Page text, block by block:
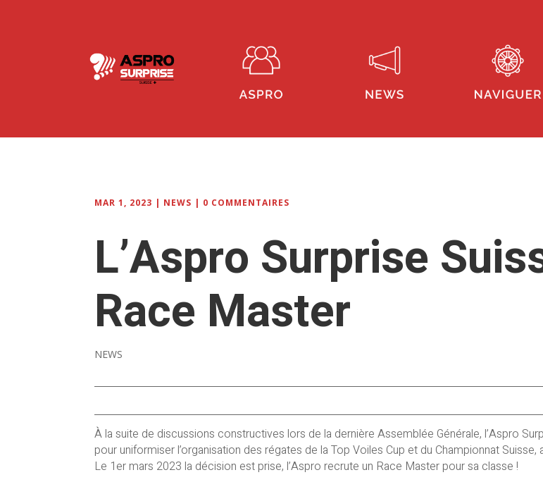
MAR 1, 2023 | NEWS | 0 COMMENTAIRES
L’Aspro Surprise
Race Master
NEWS
À la suite de discussions constructives lors de la dernière Assemblée Générale, l’Aspro
pour uniformiser l’organisation des régates de la Top Voiles Cup et du Championnat
Le 1er mars 2023 la décision est prise, l’Aspro recrute un Race Master pour sa classe !